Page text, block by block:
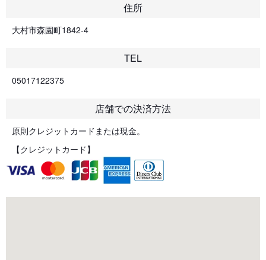
住所
大村市森園町1842-4
TEL
05017122375
店舗での決済方法
原則クレジットカードまたは現金。
【クレジットカード】